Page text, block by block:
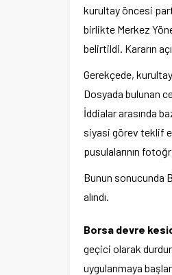
kurultay öncesi
birlikte Merkez
belirtildi. Kararın
Gerekçede,
Dosyada bulunan
İddialar arasında
siyasi görev teklif
pusulalarının
Bunun sonucunda
alındı.
Borsa devre
geçici olarak
uygulanmaya